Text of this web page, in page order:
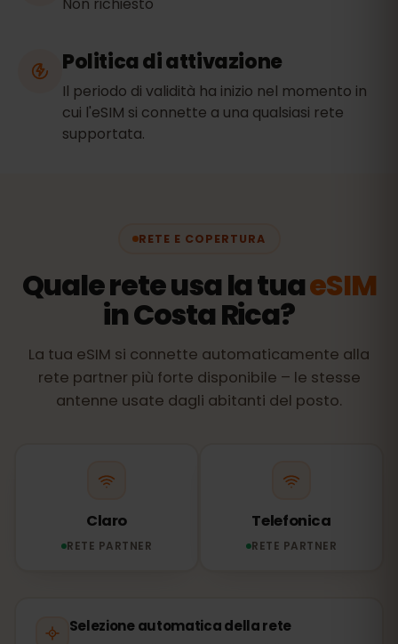
Politica di attivazione
Il periodo di validità ha inizio nel momento in
cui l'eSIM si connette a una qualsiasi rete
supportata.
RETE E COPERTURA
Quale rete usa la tuaeSIM
in Costa Rica?
La tua eSIM si connette automaticamente alla
rete partner più forte disponibile – le stesse
antenne usate dagli abitanti del posto.
Claro
RETE PARTNER
Telefonica
RETE PARTNER
Selezione automatica della rete